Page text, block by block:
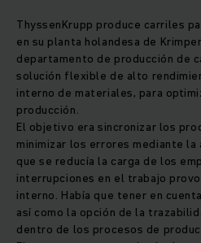
ThyssenKrupp produce carriles
en su planta holandesa de
departamento de producción de
solución flexible de alto
interno de materiales, para
producción.
El objetivo era sincronizar los
minimizar los errores mediante la
que se reducía la carga de los
interrupciones en el trabajo
interno. Había que tener en
así como la opción de la
dentro de los procesos de